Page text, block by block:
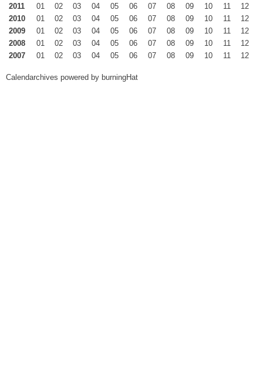
2011
01 02 03 04 05 06 07 08 09 10 11
12
2010
01 02 03 04 05 06 07 08 09 10 11
12
2009
01 02 03 04 05 06 07 08 09 10 11
12
2008
01 02 03 04 05 06 07 08 09 10 11
12
2007
01 02 03 04 05 06 07 08 09 10 11 12
Calendarchives powered by burningHat